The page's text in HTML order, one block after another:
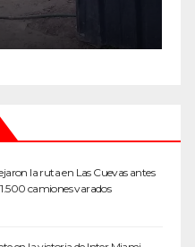
la ruta en Las Cuevas antes
camiones varados